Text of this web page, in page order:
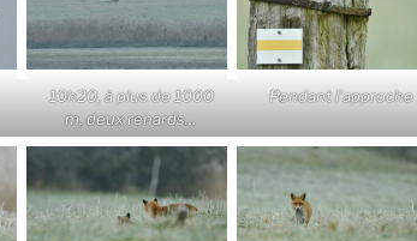
10h20, à plus de 1000
m, deux renards…
Pendant l’approche